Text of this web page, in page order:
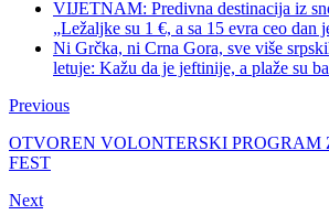
VIJETNAM: Predivna destinacija iz
„Ležaljke su 1 €, a sa 15 evra ceo dan
Ni Grčka, ni Crna Gora, sve više
letuje: Kažu da je jeftinije, a plaže su
Previous
OTVOREN VOLONTERSKI PROGRAM
FEST
Next